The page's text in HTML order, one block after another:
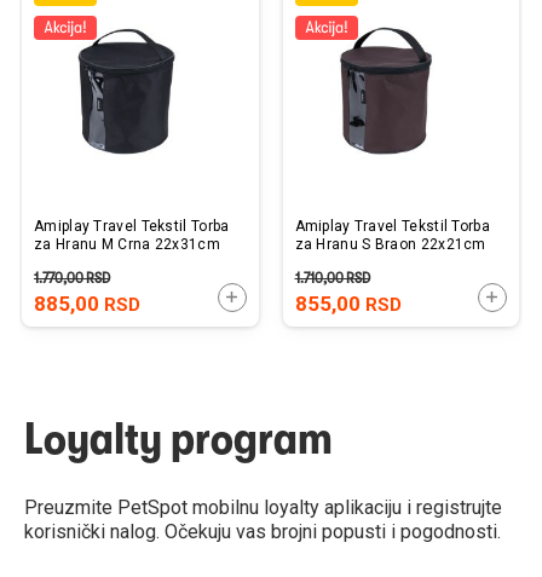
Amiplay Travel Tekstil Torba
za Hranu M Crna 22x31cm
885,00 RSD
1.770,00RSD
DODAJTE U KORPU
Amiplay Travel Tekstil Torba
za Hranu S Braon 22x21cm
855,00 RSD
1.710,00RSD
Loyalty program
Preuzmite PetSpot mobilnu loyalty aplikaciju i registrujte
korisnički nalog. Očekuju vas brojni popusti i pogodnosti.